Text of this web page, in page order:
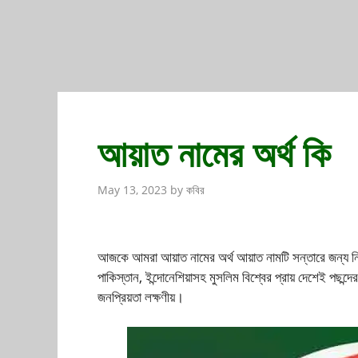
আয়াত নামের অর্থ কি
May 13, 2023 by কবির
আজকে আমরা আয়াত নামের অর্থ আয়াত নামটি সন্তারে জন্য
পাকিস্তান, ইন্দোনেশিয়াসহ মুসলিম বিশ্বের প্রায় দেশেই
জনপ্রিয়তা লক্ষণীয়।